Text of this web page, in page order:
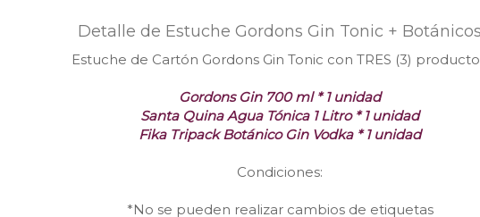
Detalle de Estuche Gordons Gin Tonic + Botánicos
Estuche de Cartón Gordons Gin Tonic con TRES (3)
Gordons Gin 700 ml * 1 unidad
Santa Quina Agua Tónica 1 Litro * 1 unidad
Fika Tripack Botánico Gin Vodka * 1 unidad
Condiciones:
*No se pueden realizar cambios de etiquetas